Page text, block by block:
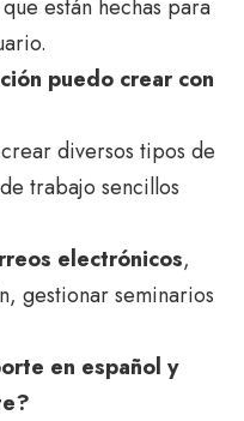
están hechas para
puedo crear con
diversos tipos de
trabajo sencillos
electrónicos,
gestionar seminarios
en español y